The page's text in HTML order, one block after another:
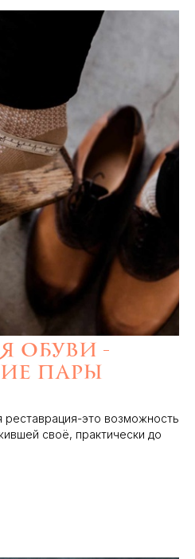
обуви -
пары
реставрация-это возможность
своё, практически до